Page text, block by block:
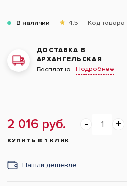
В наличии 4.5 Код товара
ДОСТАВКА В
АРХАНГЕЛЬСКАЯ
Бесплатно
Подробнее
2 016 руб.
КУПИТЬ В 1 КЛИК
Нашли дешевле